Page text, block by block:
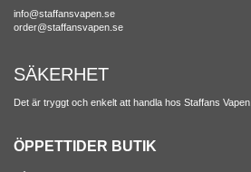
info@staffansvapen.se
order@staffansvapen.se
SÄKERHET
Det är tryggt och enkelt att handla hos Staffans Vapen.
ÖPPETTIDER BUTIK